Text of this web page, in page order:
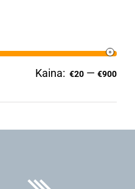
Min
Kaina: €20 — €900